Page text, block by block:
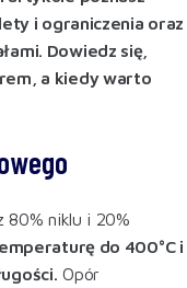
i ograniczenia oraz
Dowiedz się,
a kiedy warto
80% niklu i 20%
do 400°C i
Opór